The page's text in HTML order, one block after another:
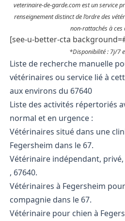
veterinaire-de-garde.com est un service
renseignement distinct de l’ordre des
non-rattachés à ces
[see-u-better-cta
*Disponibilité : 7j/7
Liste de recherche manuelle
vétérinaires ou service lié à
aux environs du 67640
Liste des activités répertoriés
normal et en urgence :
Vétérinaires situé dans une
Fegersheim dans le 67.
Vétérinaire indépendant,
, 67640.
Vétérinaires à Fegersheim
compagnie dans le 67.
Vétérinaire pour chien à